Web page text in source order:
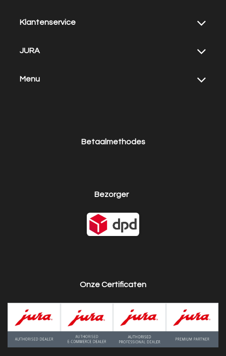
Klantenservice
JURA
Menu
Onze Certificaten
Betaalmethodes
Bezorger